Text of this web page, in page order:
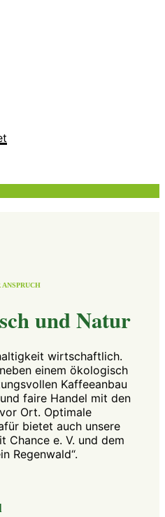
ANSPRUCH
und Natur
wirtschaftlich.
einem ökologisch
Kaffeeanbau
faire Handel mit den
Ort. Optimale
bietet auch unsere
Chance e. V. und dem
Regenwald“.